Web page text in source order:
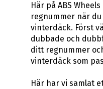
Här på ABS
regnummer när
vinterdäck. Först
dubbade och
ditt regnummer
vinterdäck som
Här har vi samlat